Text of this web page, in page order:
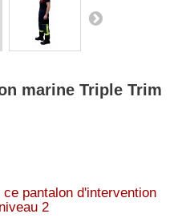
marine Triple Trim
pantalon d'intervention
2